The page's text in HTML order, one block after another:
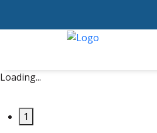
Loading...
1